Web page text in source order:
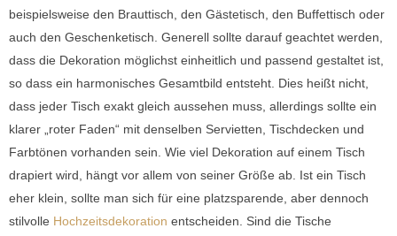
beispielsweise den Brauttisch, den Gästetisch, den Buffettisch oder
auch den Geschenketisch. Generell sollte darauf geachtet werden,
dass die Dekoration möglichst einheitlich und passend gestaltet ist,
so dass ein harmonisches Gesamtbild entsteht. Dies heißt nicht,
dass jeder Tisch exakt gleich aussehen muss, allerdings sollte ein
klarer „roter Faden“ mit denselben Servietten, Tischdecken und
Farbtönen vorhanden sein. Wie viel Dekoration auf einem Tisch
drapiert wird, hängt vor allem von seiner Größe ab. Ist ein Tisch
eher klein, sollte man sich für eine platzsparende, aber dennoch
stilvolle Hochzeitsdekoration entscheiden. Sind die Tische